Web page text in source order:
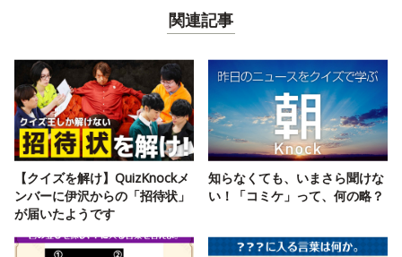
関連記事
【クイズを解け】QuizKnockメ
ンバーに伊沢からの「招待状」
が届いたようです
知らなくても、いまさら聞けな
い！「コミケ」って、何の略？